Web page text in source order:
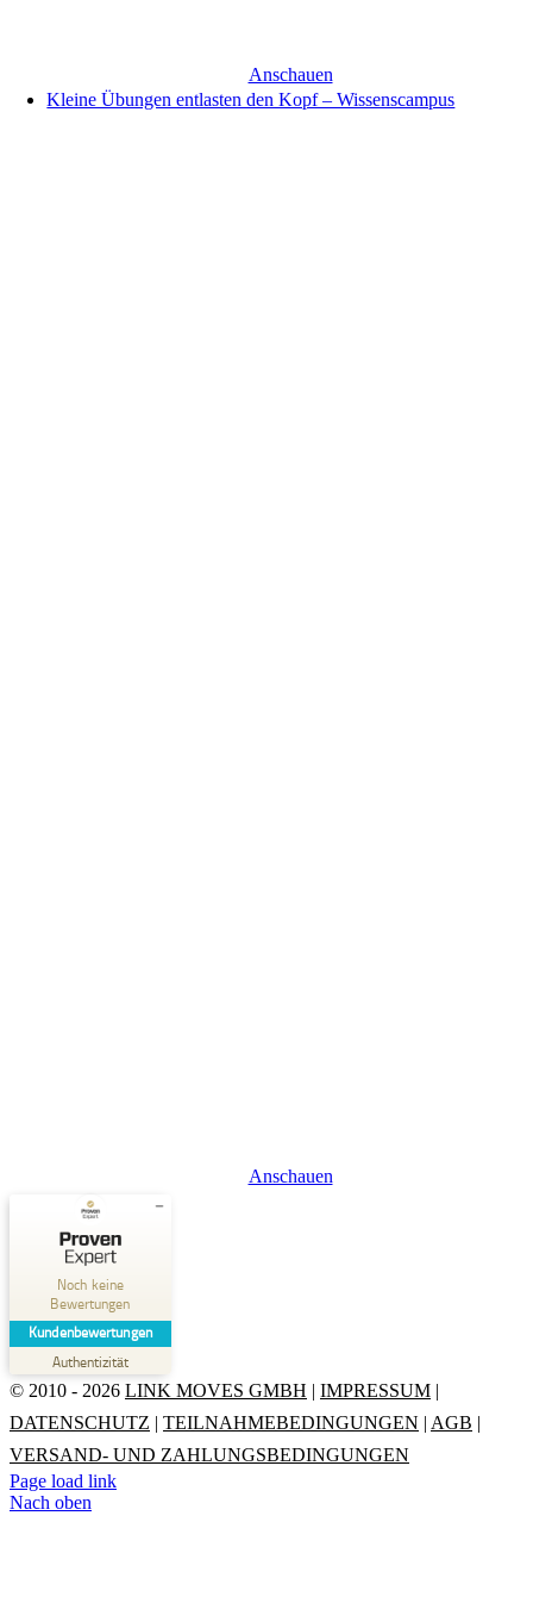
Anschauen
Kleine Übungen entlasten den Kopf – Wissenscampus
Anschauen
Noch keine
Bewertungen
Kundenbewertungen
Authentizität
Kundenbewertungen und Erfahrungen zu
LINK MOVES GmbH
MANGELHAFT
Erfahren Sie mehr über dieses Bewertungssiegel
01.01.1970
Profil ansehen
© 2010 - 2026 LINK MOVES GMBH | IMPRESSUM |
DATENSCHUTZ | TEILNAHMEBEDINGUNGEN | AGB |
VERSAND- UND ZAHLUNGSBEDINGUNGEN
Page load link
Nach oben